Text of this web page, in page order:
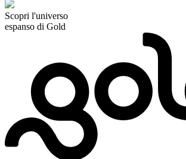
Scopri l'universo
espanso di Gold